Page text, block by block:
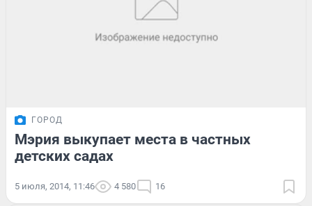
ГОРОД
Мэрия выкупает места в частных
детских садах
5 июля, 2014, 11:46 4 580 16